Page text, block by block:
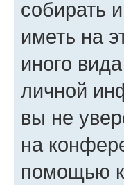
собирать
иметь на
иного
личной
вы не
на
помощью к